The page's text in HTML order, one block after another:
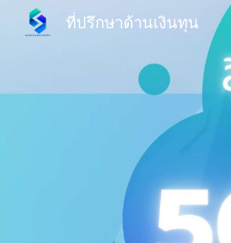
ที่ปรึกษาด้านเงินทุน